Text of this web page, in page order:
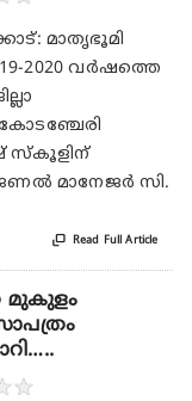
മാതൃഭൂമി
2020 വർഷത്തെ
സ്കൂളിന്
മാനേജർ സി.
 Read Full Article
മുകുളം
★